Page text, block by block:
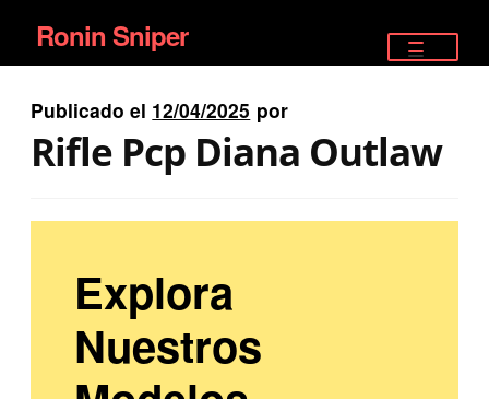
Ir
a
la
navegación
Ir
al
contenido
Ronin Sniper
EQUIPAMIENTO ÉLITE
SATELITALES
Publicado el 12/04/2025 por
Rifle Pcp Diana Outlaw
Explora
Nuestros